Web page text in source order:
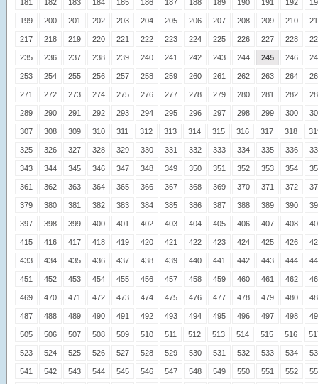
181 182 183 184 185 186 187 188 189 190 191 192
199 200 201 202 203 204 205 206 207 208 209 210
217 218 219 220 221 222 223 224 225 226 227 228
235 236 237 238 239 240 241 242 243 244 245 246
253 254 255 256 257 258 259 260 261 262 263 264
271 272 273 274 275 276 277 278 279 280 281 282
289 290 291 292 293 294 295 296 297 298 299 300
307 308 309 310 311 312 313 314 315 316 317 318
325 326 327 328 329 330 331 332 333 334 335 336
343 344 345 346 347 348 349 350 351 352 353 354
361 362 363 364 365 366 367 368 369 370 371 372
379 380 381 382 383 384 385 386 387 388 389 390
397 398 399 400 401 402 403 404 405 406 407 408
415 416 417 418 419 420 421 422 423 424 425 426
433 434 435 436 437 438 439 440 441 442 443 444
451 452 453 454 455 456 457 458 459 460 461 462
469 470 471 472 473 474 475 476 477 478 479 480
487 488 489 490 491 492 493 494 495 496 497 498
505 506 507 508 509 510 511 512 513 514 515 516
523 524 525 526 527 528 529 530 531 532 533 534
541 542 543 544 545 546 547 548 549 550 551 552